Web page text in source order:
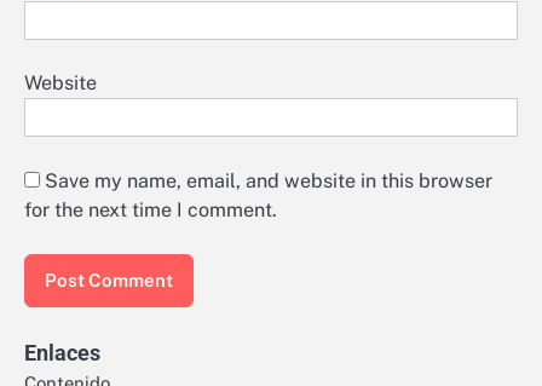
Website
Save my name, email, and website in this browser
for the next time I comment.
Enlaces